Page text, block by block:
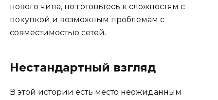
нового чипа, но готовьтесь к сложностям с
покупкой и возможным проблемам с
совместимостью сетей.
Нестандартный взгляд
В этой истории есть место неожиданным